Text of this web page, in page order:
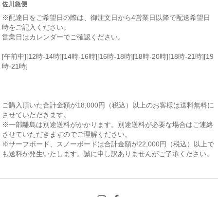
佐川急便
※配達日をご希望日の際は、御注文日から4営業日以降で配送希望日
時をご記入ください。
営業日はカレンダーでご確認ください。
[午前中][12時-14時][14時-16時][16時-18時][18時-20時][18時-21時][19
時-21時]
ご購入頂いた合計金額が18,000円（税込）以上のお客様は送料無料に
させていただきます。
※一部離島は別途送料がかかります。別途送料が必要な場合はご連絡
させていただきますのでご理解ください。
※サーフボード、スノーボードは合計金額が22,000円（税込）以上で
も送料が発生いたします。誠に申し訳ありませんがご了承ください。